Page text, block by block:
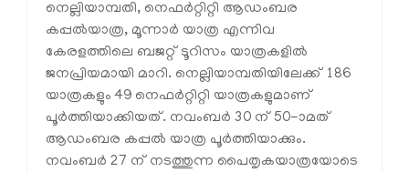
നെല്ലിയാമ്പതി, നെഫര്‍റ്റിറ്റി ആഡംബര
കപ്പല്‍യാത്ര, മൂന്നാര്‍ യാത്ര എന്നിവ
കേരളത്തിലെ ബജറ്റ് ടൂറിസം യാത്രകളില്‍
ജനപ്രിയമായി മാറി. നെല്ലിയാമ്പതിയിലേക്ക് 186
യാത്രകളും 49 നെഫര്‍റ്റിറ്റി യാത്രകളുമാണ്
പൂര്‍ത്തിയാക്കിയത്. നവംബര്‍ 30 ന് 50-ാമത്
ആഡംബര കപ്പല്‍ യാത്ര പൂര്‍ത്തിയാക്കും.
നവംബര്‍ 27 ന് നടത്തുന്ന പൈതൃകയാത്രയോടെ